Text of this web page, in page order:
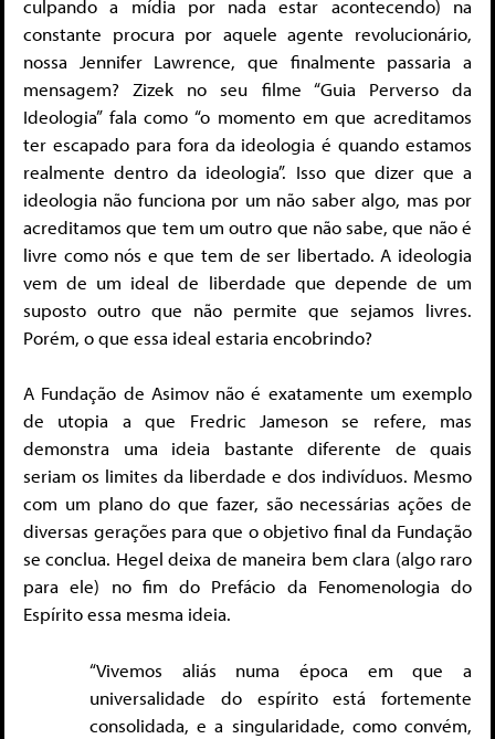
culpando a mídia por nada estar acontecendo) na
constante procura por aquele agente revolucionário,
nossa Jennifer Lawrence, que finalmente passaria a
mensagem? Zizek no seu filme “Guia Perverso da
Ideologia” fala como “o momento em que acreditamos
ter escapado para fora da ideologia é quando estamos
realmente dentro da ideologia”. Isso que dizer que a
ideologia não funciona por um não saber algo, mas por
acreditamos que tem um outro que não sabe, que não é
livre como nós e que tem de ser libertado. A ideologia
vem de um ideal de liberdade que depende de um
suposto outro que não permite que sejamos livres.
Porém, o que essa ideal estaria encobrindo?
A Fundação de Asimov não é exatamente um exemplo
de utopia a que Fredric Jameson se refere, mas
demonstra uma ideia bastante diferente de quais
seriam os limites da liberdade e dos indivíduos. Mesmo
com um plano do que fazer, são necessárias ações de
diversas gerações para que o objetivo final da Fundação
se conclua. Hegel deixa de maneira bem clara (algo raro
para ele) no fim do Prefácio da Fenomenologia do
Espírito essa mesma ideia.
“Vivemos aliás numa época em que a
universalidade do espírito está fortemente
consolidada, e a singularidade, como convém,